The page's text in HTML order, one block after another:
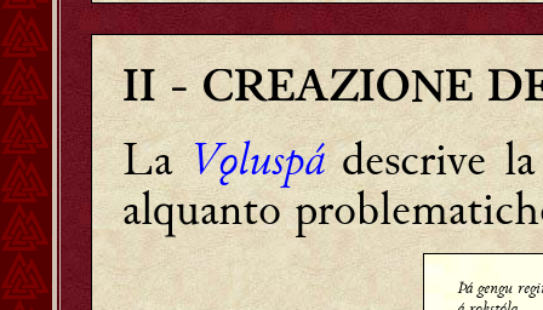
II - CREAZIONE
LaVǫluspádescrive
alquanto
Þá gengu